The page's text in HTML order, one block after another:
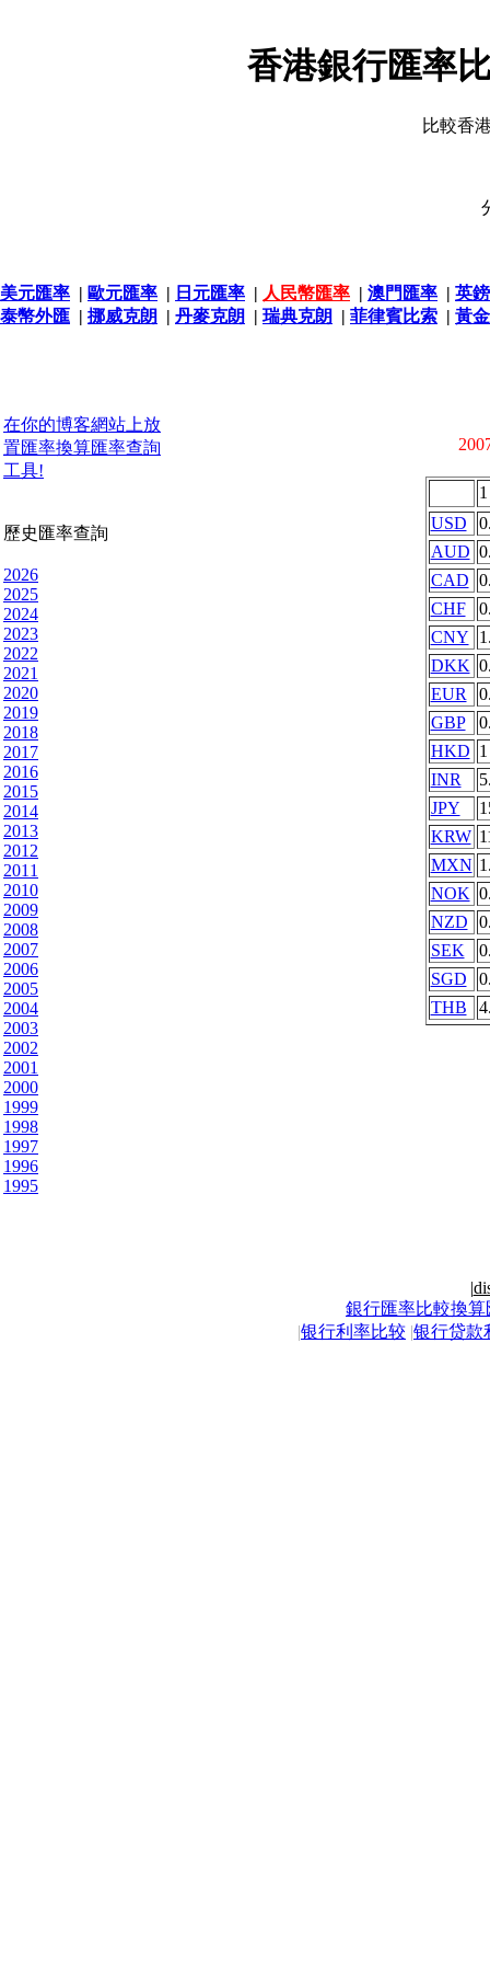
香港銀行匯率
比較香
美元匯率 | 歐元匯率 | 日元匯率 | 人民幣匯率 | 澳門匯率 | 英
泰幣外匯 | 挪威克朗 | 丹麥克朗 | 瑞典克朗 | 菲律賓比索 | 黃
在你的博客網站上放
置匯率換算匯率查詢
工具!
歷史匯率查詢
2026
2025
2024
2023
2022
2021
2020
2019
2018
2017
2016
2015
2014
2013
2012
2011
2010
2009
2008
2007
2006
2005
2004
2003
2002
2001
2000
1999
1998
1997
1996
1995
USD
AUD
CAD
CHF
CNY
DKK
EUR
GBP
HKD 1
INR
JPY
KRW
MXN
NOK
NZD
SEK
SGD
THB
|
銀行匯率比較換算
|银行利率比较 |银行贷款